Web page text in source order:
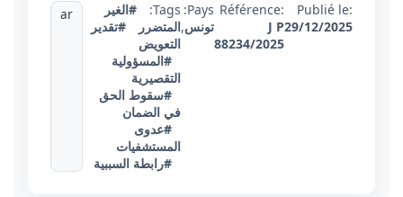
Publié le:
29/12/2025
Référence:
J P
88234/2025
Pays:
تونس,
Tags:
#الغير
المتضرر
#تقدير
التعويض
#المسؤولية
التقصيرية
#سقوط الحق
في الضمان
#عدوى
المستشفيات
#رابطة السببية
ar